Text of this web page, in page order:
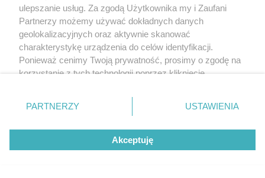
ulepszanie usług. Za zgodą Użytkownika my i Zaufani
Partnerzy możemy używać dokładnych danych
geolokalizacyjnych oraz aktywnie skanować
charakterystykę urządzenia do celów identyfikacji.
Ponieważ cenimy Twoją prywatność, prosimy o zgodę na
korzystanie z tych technologii poprzez kliknięcie
zmienić/wycofać klikając przycisk ustawień prywatności
znajdujący się w lewym dolnym rogu strony
rodzaje przetwarzania danych nie wymagają zgody
użytkownika, ale masz prawo sprzeciwić się takiemu
przetwarzaniu. Preferencje będą miały zastosowanie tylko
PARTNERZY USTAWIENIA
Akceptuję